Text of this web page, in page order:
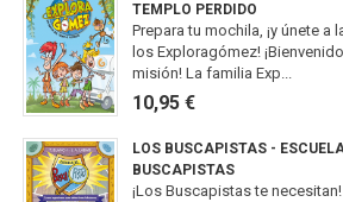
TEMPLO PERDIDO
Prepara tu mochila, ¡y únete a
los Exploragómez!
misión! La familia Exp...
10,95 €
LOS BUSCAPISTAS -
BUSCAPISTAS
¡Los Buscapistas te